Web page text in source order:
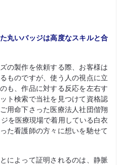
丸いバッジは高度なスキルと合
の製作を依頼する際、お客様は
ものですが、使う人の視点に立
も、作品に対する反応を左右す
ト検索で当社を見つけて資格認
用命下さった医療法人社団偕翔
を医療現場で着用している白衣
た看護師の方々に想いを馳せて
によって証明されるのは、静脈